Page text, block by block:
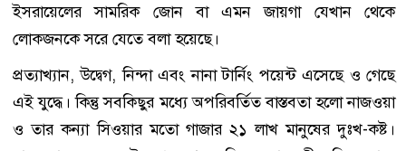
ইসরায়েলের সামরিক জোন বা এমন জায়গা যেখান থেকে
লোকজনকে সরে যেতে বলা হয়েছে।
প্রত্যাখ্যান, উদ্বেগ, নিন্দা এবং নানা টার্নিং পয়েন্ট এসেছে ও গেছে
এই যুদ্ধে। কিন্তু সবকিছুর মধ্যে অপরিবর্তিত বাস্তবতা হলো নাজওয়া
ও তার কন্যা সিওয়ার মতো গাজার ২১ লাখ মানুষের দুঃখ-কষ্ট।